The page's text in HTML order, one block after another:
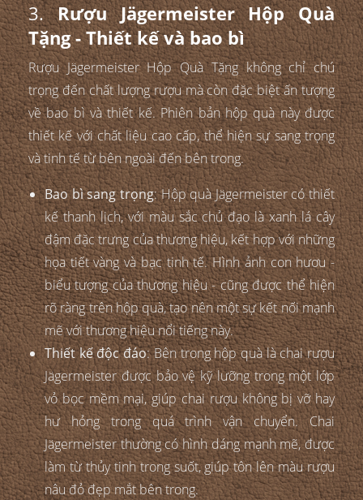
3.Rượu Jägermeister Hộp Quà
Tặng - Thiết kế và bao bì
Rượu Jägermeister Hộp Quà Tặng không chỉ chú
trọng đến chất lượng rượu mà còn đặc biệt ấn tượng
về bao bì và thiết kế. Phiên bản hộp quà này được
thiết kế với chất liệu cao cấp, thể hiện sự sang trọng
và tinh tế từ bên ngoài đến bên trong.
Bao bì sang trọng: Hộp quà Jägermeister có thiết
kế thanh lịch, với màu sắc chủ đạo là xanh lá cây
đậm đặc trưng của thương hiệu, kết hợp với những
họa tiết vàng và bạc tinh tế. Hình ảnh con hươu -
biểu tượng của thương hiệu - cũng được thể hiện
rõ ràng trên hộp quà, tạo nên một sự kết nối mạnh
mẽ với thương hiệu nổi tiếng này.
Thiết kế độc đáo: Bên trong hộp quà là chai rượu
Jägermeister được bảo vệ kỹ lưỡng trong một lớp
vỏ bọc mềm mại, giúp chai rượu không bị vỡ hay
hư hỏng trong quá trình vận chuyển. Chai
Jägermeister thường có hình dáng mạnh mẽ, được
làm từ thủy tinh trong suốt, giúp tôn lên màu rượu
nâu đỏ đẹp mắt bên trong.